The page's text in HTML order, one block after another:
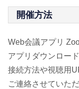
開催方法
Web会議アプリ
アプリダウンロー
接続方法や視聴用
ご連絡させていただ